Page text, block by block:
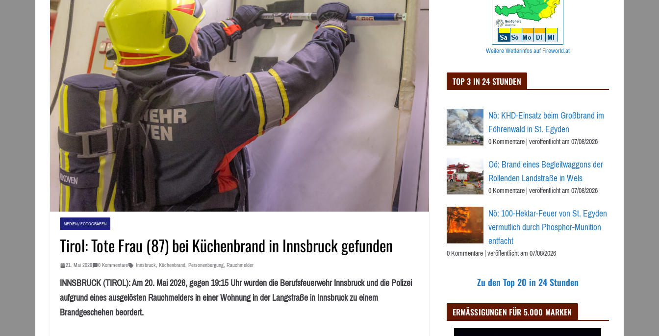
MEDIEN / FOTOGRAFEN
Tirol: Tote Frau (87) bei Küchenbrand in Innsbruck gefunden
21. Mai 2026 0 Kommentare Innsbruck, Küchenbrand, Personenbergung, Rauchmelder
INNSBRUCK (TIROL): Am 20. Mai 2026, gegen 19:15 Uhr wurden die Berufsfeuerwehr Innsbruck und die Polizei
aufgrund eines ausgelösten Rauchmelders in einer Wohnung in der Langstraße in Innsbruck zu einem
Brandgeschehen beordert.
Weitere Wetterinfos auf Fireworld.at
TOP 3 IN 24 STUNDEN
Nö: KHD-Einsatz beim Großbrand im
Föhrenwald in St. Egyden
0 Kommentare|veröffentlicht am 07/08/2026
Oö: Brand eines Begleitwaggons der
Rollenden Landstraße in Wels
0 Kommentare|veröffentlicht am 07/08/2026
Nö: 100-Hektar-Feuer von St. Egyden
vermutlich durch Phosphor-Munition
entfacht
0 Kommentare|veröffentlicht am 07/08/2026
Zu den Top 20 in 24 Stunden
ERMÄSSIGUNGEN FÜR 5.000 MARKEN